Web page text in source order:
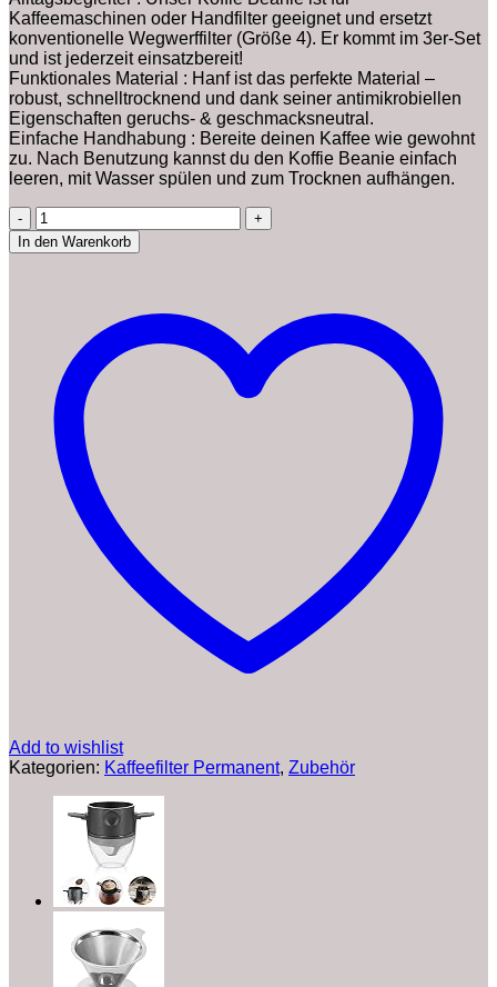
Kaffeemaschinen oder Handfilter geeignet und ersetzt
konventionelle Wegwerffilter (Größe 4). Er kommt im 3er-Set
und ist jederzeit einsatzbereit!
Funktionales Material : Hanf ist das perfekte Material –
robust, schnelltrocknend und dank seiner antimikrobiellen
Eigenschaften geruchs- & geschmacksneutral.
Einfache Handhabung : Bereite deinen Kaffee wie gewohnt
zu. Nach Benutzung kannst du den Koffie Beanie einfach
leeren, mit Wasser spülen und zum Trocknen aufhängen.
Koffie
Beanie
Kaffeefilter
Dauerfilter
Kaffee
Größe
für
Kaffeemaschine
und
Handfilter
Stück
Menge
In den Warenkorb
Add to wishlist
Kategorien: Kaffeefilter Permanent, Zubehör